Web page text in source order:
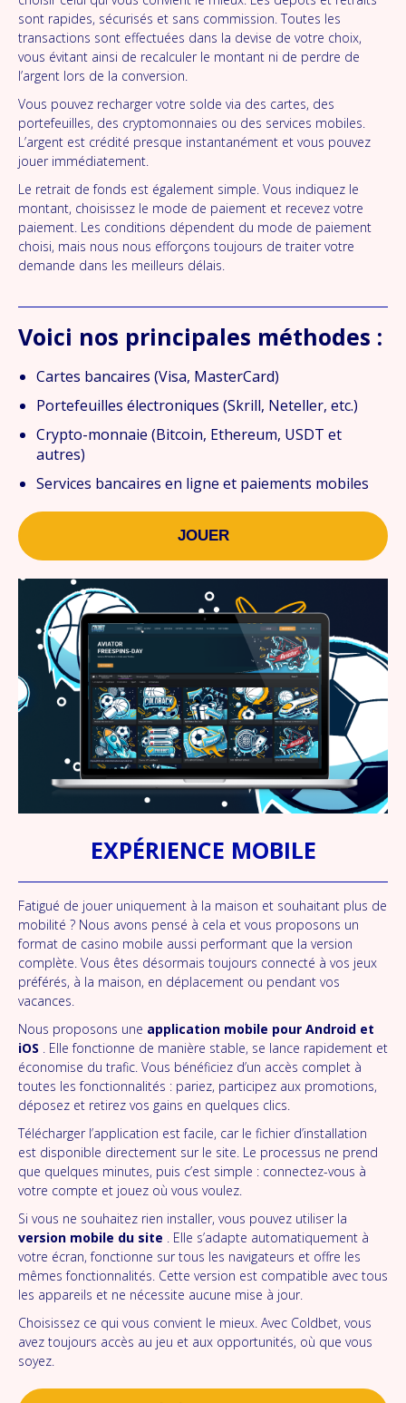
sont rapides, sécurisés et sans commission. Toutes les
transactions sont effectuées dans la devise de votre choix,
vous évitant ainsi de recalculer le montant ni de perdre de
l’argent lors de la conversion.
Vous pouvez recharger votre solde via des cartes, des
portefeuilles, des cryptomonnaies ou des services mobiles.
L’argent est crédité presque instantanément et vous pouvez
jouer immédiatement.
Le retrait de fonds est également simple. Vous indiquez le
montant, choisissez le mode de paiement et recevez votre
paiement. Les conditions dépendent du mode de paiement
choisi, mais nous nous efforçons toujours de traiter votre
demande dans les meilleurs délais.
Voici nos principales méthodes :
Cartes bancaires (Visa, MasterCard)
Portefeuilles électroniques (Skrill, Neteller, etc.)
Crypto-monnaie (Bitcoin, Ethereum, USDT et
autres)
Services bancaires en ligne et paiements mobiles
JOUER
EXPÉRIENCE MOBILE
Fatigué de jouer uniquement à la maison et souhaitant plus de
mobilité ? Nous avons pensé à cela et vous proposons un
format de casino mobile aussi performant que la version
complète. Vous êtes désormais toujours connecté à vos jeux
préférés, à la maison, en déplacement ou pendant vos
vacances.
Nous proposons une application mobile pour Android et
iOS . Elle fonctionne de manière stable, se lance rapidement et
économise du trafic. Vous bénéficiez d’un accès complet à
toutes les fonctionnalités : pariez, participez aux promotions,
déposez et retirez vos gains en quelques clics.
Télécharger l’application est facile, car le fichier d’installation
est disponible directement sur le site. Le processus ne prend
que quelques minutes, puis c’est simple : connectez-vous à
votre compte et jouez où vous voulez.
Si vous ne souhaitez rien installer, vous pouvez utiliser la
version mobile du site . Elle s’adapte automatiquement à
votre écran, fonctionne sur tous les navigateurs et offre les
mêmes fonctionnalités. Cette version est compatible avec tous
les appareils et ne nécessite aucune mise à jour.
Choisissez ce qui vous convient le mieux. Avec Coldbet, vous
avez toujours accès au jeu et aux opportunités, où que vous
soyez.